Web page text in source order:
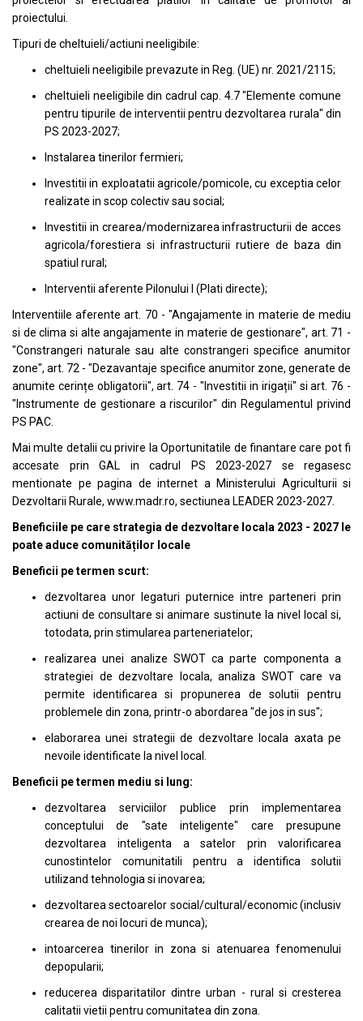
proiectului.
Tipuri de cheltuieli/actiuni neeligibile:
cheltuieli neeligibile prevazute in Reg. (UE) nr. 2021/2115;
cheltuieli neeligibile din cadrul cap. 4.7 "Elemente comune
pentru tipurile de interventii pentru dezvoltarea rurala" din
PS 2023-2027;
Instalarea tinerilor fermieri;
Investitii in exploatatii agricole/pomicole, cu exceptia celor
realizate in scop colectiv sau social;
Investitii in crearea/modernizarea infrastructurii de acces
agricola/forestiera si infrastructurii rutiere de baza din
spatiul rural;
Interventii aferente Pilonului I (Plati directe);
Interventiile aferente art. 70 - "Angajamente in materie de mediu
si de clima si alte angajamente in materie de gestionare", art. 71 -
"Constrangeri naturale sau alte constrangeri specifice anumitor
zone", art. 72 - "Dezavantaje specifice anumitor zone, generate de
anumite cerințe obligatorii", art. 74 - "Investitii in irigații" si art. 76 -
"Instrumente de gestionare a riscurilor" din Regulamentul privind
PS PAC.
Mai multe detalii cu privire la Oportunitatile de finantare care pot fi
accesate prin GAL in cadrul PS 2023-2027 se regasesc
mentionate pe pagina de internet a Ministerului Agriculturii si
Dezvoltarii Rurale, www.madr.ro, sectiunea LEADER 2023-2027.
Beneficiile pe care strategia de dezvoltare locala 2023 - 2027 le
poate aduce comunităților locale
Beneficii pe termen scurt:
dezvoltarea unor legaturi puternice intre parteneri prin
actiuni de consultare si animare sustinute la nivel local si,
totodata, prin stimularea parteneriatelor;
realizarea unei analize SWOT ca parte componenta a
strategiei de dezvoltare locala, analiza SWOT care va
permite identificarea si propunerea de solutii pentru
problemele din zona, printr-o abordarea "de jos in sus";
elaborarea unei strategii de dezvoltare locala axata pe
nevoile identificate la nivel local.
Beneficii pe termen mediu si lung:
dezvoltarea serviciilor publice prin implementarea
conceptului de "sate inteligente" care presupune
dezvoltarea inteligenta a satelor prin valorificarea
cunostintelor comunitatili pentru a identifica solutii
utilizand tehnologia si inovarea;
dezvoltarea sectoarelor social/cultural/economic (inclusiv
crearea de noi locuri de munca);
intoarcerea tinerilor in zona si atenuarea fenomenului
depopularii;
reducerea disparitatilor dintre urban - rural si cresterea
calitatii vietii pentru comunitatea din zona.